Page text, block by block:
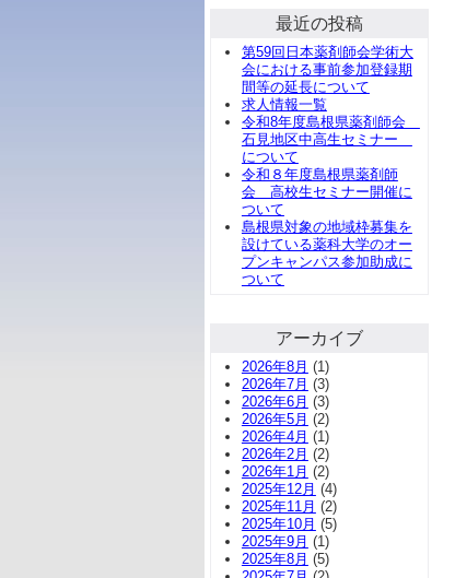
最近の投稿
第59回日本薬剤師会学術大
会における事前参加登録期
間等の延長について
求人情報一覧
令和8年度島根県薬剤師会
石見地区中高生セミナー
について
令和８年度島根県薬剤師
会 高校生セミナー開催に
ついて
島根県対象の地域枠募集を
設けている薬科大学のオー
プンキャンパス参加助成に
ついて
アーカイブ
2026年8月 (1)
2026年7月 (3)
2026年6月 (3)
2026年5月 (2)
2026年4月 (1)
2026年2月 (2)
2026年1月 (2)
2025年12月 (4)
2025年11月 (2)
2025年10月 (5)
2025年9月 (1)
2025年8月 (5)